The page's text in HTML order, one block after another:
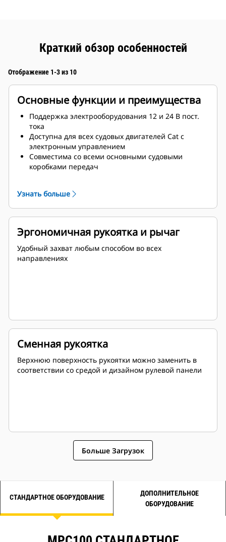
Краткий обзор особенностей
Отображение 1-3 из 10
Основные функции и преимущества
Поддержка электрооборудования 12 и 24 В пост.
тока
Доступна для всех судовых двигателей Cat с
электронным управлением
Совместима со всеми основными судовыми
коробками передач
коробки передач, включая траловый клапан
Переключатель режимов работы, включая
прогрев, траловый ход, повышенный траловый
Режим синхронизации для судов с двумя винтами
с помощью одинарного рычага
Блокировка пуска двигателя
Узнать больше
Эргономичная рукоятка и рычаг
Удобный захват любым способом во всех
направлениях
Сменная рукоятка
Верхнюю поверхность рукоятки можно заменить в
соответствии со средой и дизайном рулевой панели
Больше Загрузок
СТАНДАРТНОЕ ОБОРУДОВАНИЕ
ДОПОЛНИТЕЛЬНОЕ
ОБОРУДОВАНИЕ